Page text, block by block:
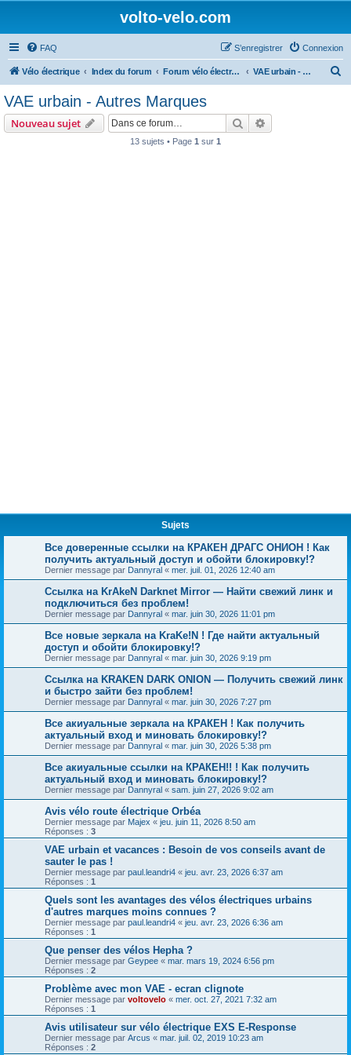
volto-velo.com
FAQ Connexion
S’enregistrer
Vélo électrique Index du forum Forum vélo électrique Urbain VAE urbain - Autres Marques
VAE urbain - Autres Marques
Nouveau sujet Rechercher
13 sujets • Page 1 sur 1
Sujets
Все доверенные ссылки на КРАКЕН ДРАГС ОНИОН ! Как
получить актуальный доступ и обойти блокировку!?
Dernier message par Dannyral « mer. juil. 01, 2026 12:40 am
Ссылка на KrAkeN Darknet Mirror — Найти свежий линк и
подключиться без проблем!
Dernier message par Dannyral « mar. juin 30, 2026 11:01 pm
Все новые зеркала на KraKe!N ! Где найти актуальный
доступ и обойти блокировку!?
Dernier message par Dannyral « mar. juin 30, 2026 9:19 pm
Ссылка на KRAKEN DARK ONION — Получить свежий линк
и быстро зайти без проблем!
Dernier message par Dannyral « mar. juin 30, 2026 7:27 pm
Все акиуальные зеркала на КРАКЕН ! Как получить
актуальный вход и миновать блокировку!?
Dernier message par Dannyral « mar. juin 30, 2026 5:38 pm
Все акиуальные ссылки на КРАКЕН!! ! Как получить
актуальный вход и миновать блокировку!?
Dernier message par Dannyral « sam. juin 27, 2026 9:02 am
Avis vélo route électrique Orbéa
Dernier message par Majex « jeu. juin 11, 2026 8:50 am
Réponses : 3
VAE urbain et vacances : Besoin de vos conseils avant de
sauter le pas !
Dernier message par paul.leandri4 « jeu. avr. 23, 2026 6:37 am
Réponses : 1
Quels sont les avantages des vélos électriques urbains
d'autres marques moins connues ?
Dernier message par paul.leandri4 « jeu. avr. 23, 2026 6:36 am
Réponses : 1
Que penser des vélos Hepha ?
Dernier message par Geypee « mar. mars 19, 2024 6:56 pm
Réponses : 2
Problème avec mon VAE - ecran clignote
Dernier message par voltovelo « mer. oct. 27, 2021 7:32 am
Réponses : 1
Avis utilisateur sur vélo électrique EXS E-Response
Dernier message par Arcus « mar. juil. 02, 2019 10:23 am
Réponses : 2